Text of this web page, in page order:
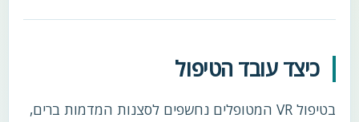
כיצד עובד הטיפול
בטיפול VR המטופלים נחשפים לסצנות המדמות ברים,